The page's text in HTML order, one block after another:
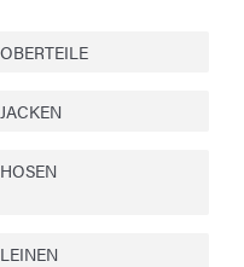
OBERTEILE
JACKEN
HOSEN
LEINEN